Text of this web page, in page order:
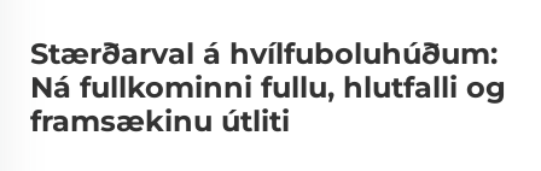
Stærðarval á hvílfuboluhúðum:
Ná fullkominni fullu, hlutfalli og
framsækinu útliti